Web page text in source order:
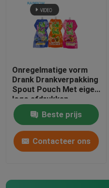
Onregelmatige vorm
Drank Drankverpakking
Spout Pouch Met eigen
logo afdrukken
Beste prijs
Contacteer ons